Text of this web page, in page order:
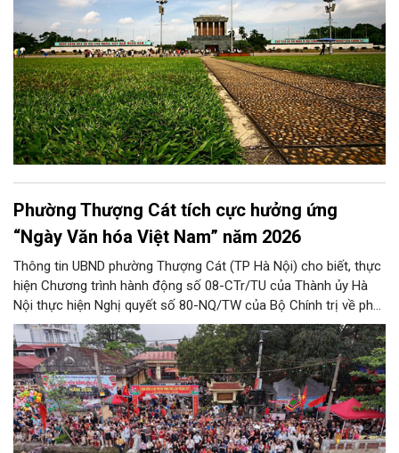
Phường Thượng Cát tích cực hưởng ứng
“Ngày Văn hóa Việt Nam” năm 2026
Thông tin UBND phường Thượng Cát (TP Hà Nội) cho biết, thực
hiện Chương trình hành động số 08-CTr/TU của Thành ủy Hà
Nội thực hiện Nghị quyết số 80-NQ/TW của Bộ Chính trị về phát
triển Văn hóa Việt Nam; Kế hoạch của UBND Thành phố Hà Nội,
phường Thượng Cát tổ chức nhiều hoạt động trong tháng
11/2026 hưởng ứng “Ngày Văn hóa Việt Nam” năm 2026 trên
địa bàn.